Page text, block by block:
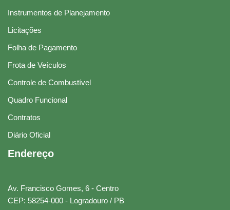
Instrumentos de Planejamento
Licitações
Folha de Pagamento
Frota de Veículos
Controle de Combustível
Quadro Funcional
Contratos
Diário Oficial
Endereço
Av. Francisco Gomes, 6 - Centro
CEP: 58254-000 - Logradouro / PB